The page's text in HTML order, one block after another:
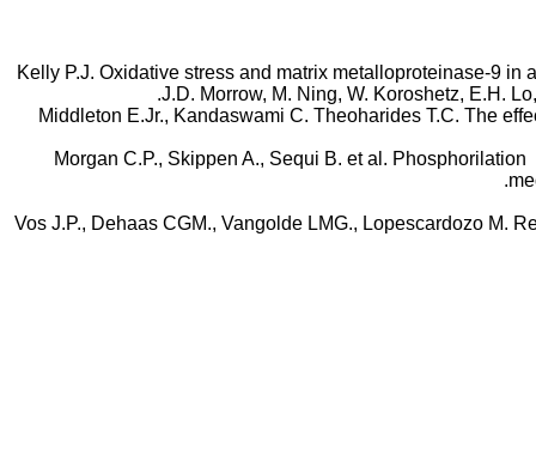
31. Kelly P.J. Oxidative stress and matrix metalloproteinase-
J.D. Morrow, M. Ning, W. Koroshetz, E.H.
32. Middleton E.Jr., Kandaswami C. Theoharides T.C. The
33. Morgan C.P., Skippen A., Sequi B. et al.
35. Vos J.P., Dehaas CGM., Vangolde LMG., Lopescardozo